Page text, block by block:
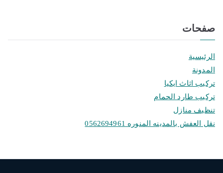
صفحات
الرئيسية
المدونة
تركيب اثاث ايكيا
تركيب طارد الحمام
تنظيف منازل
نقل العفش بالمدينه المنوره 0562694961